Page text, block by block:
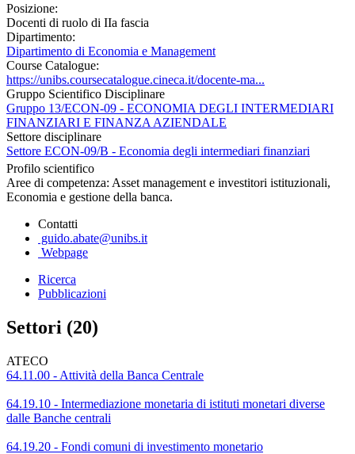
Posizione:
Docenti di ruolo di IIa fascia
Dipartimento:
Dipartimento di Economia e Management
Course Catalogue:
https://unibs.coursecatalogue.cineca.it/docente-ma...
Gruppo Scientifico Disciplinare
Gruppo 13/ECON-09 - ECONOMIA DEGLI INTERMEDIARI
FINANZIARI E FINANZA AZIENDALE
Settore disciplinare
Settore ECON-09/B - Economia degli intermediari finanziari
Profilo scientifico
Aree di competenza: Asset management e investitori istituzionali,
Economia e gestione della banca.
Contatti
guido.abate@unibs.it
Webpage
Ricerca
Pubblicazioni
Settori (20)
ATECO
64.11.00 - Attività della Banca Centrale
64.19.10 - Intermediazione monetaria di istituti monetari diverse
dalle Banche centrali
64.19.20 - Fondi comuni di investimento monetario